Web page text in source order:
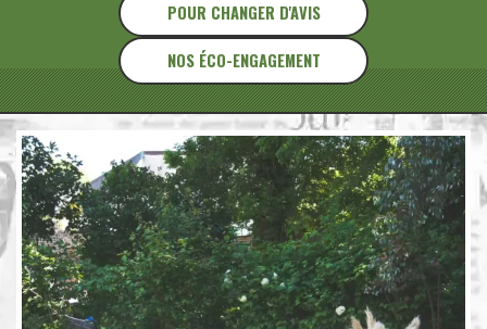
POUR CHANGER D'AVIS
NOS ÉCO-ENGAGEMENT